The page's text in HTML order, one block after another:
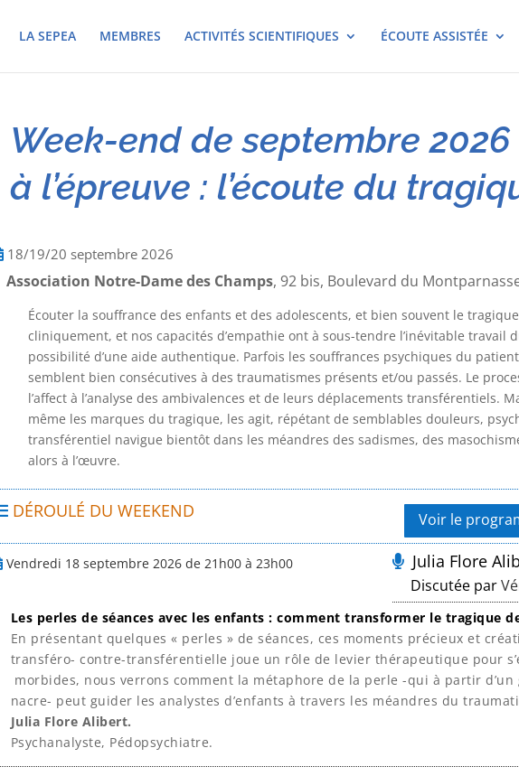
LA SEPEA MEMBRES ACTIVITÉS SCIENTIFIQUES ÉCOUTE ASSISTÉE
Week-end de septembre
à l’épreuve : l’écoute du
18/19/20 septembre 2026
Association Notre-Dame des Champs, 92 bis, Boulevard du
Écouter la souffrance des enfants et des adolescents, et bien souvent le
cliniquement, et nos capacités d’empathie ont à sous-tendre l’inévitable
possibilité d’une aide authentique. Parfois les souffrances psychiques du
semblent bien consécutives à des traumatismes présents et/ou passés. Le
l’affect à l’analyse des ambivalences et de leurs déplacements transférentiels.
même les marques du tragique, les agit, répétant de semblables douleurs,
transférentiel navigue bientôt dans les méandres des sadismes, des
alors à l’œuvre.
DÉROULÉ DU WEEKEND Voir le
Vendredi 18 septembre 2026 de 21h00 à 23h00 Julia Flore
Discutée par
Les perles de séances avec les enfants : comment transformer le tragique
En présentant quelques « perles » de séances, ces moments précieux et
transféro- contre-transférentielle joue un rôle de levier thérapeutique pour
morbides, nous verrons comment la métaphore de la perle -qui à partir
nacre- peut guider les analystes d’enfants à travers les méandres du
Julia Flore Alibert.
Psychanalyste, Pédopsychiatre.